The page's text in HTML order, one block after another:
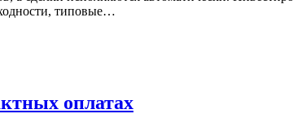
типовые…
оплатах